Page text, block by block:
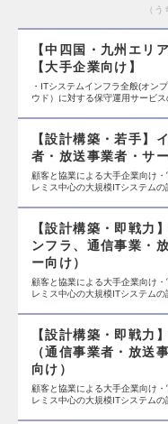
う
【中四国・九州エリ
【大手企業向け】
・ITシステムインフラ全般(オン
ウド）に対する保守運用サー
【設計構築・若手】
者・放送事業者・サ
顧客と協業による大手企業向け
レミス中心の大規模ITシステムの
【設計構築・即戦力
ンフラ、通信事業・
ー向け）
顧客と協業による大手企業向け
レミス中心の大規模ITシステムの
【設計構築・即戦力
（通信事業者・放送
向け）
顧客と協業による大手企業向け
レミス中心の大規模ITシステムの